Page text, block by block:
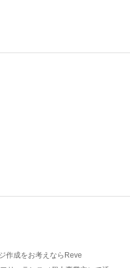
作成をお考えならReve